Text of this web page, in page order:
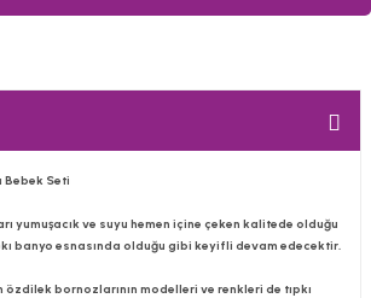
Bebek Seti
yumuşacık ve suyu hemen içine çeken kalitede olduğu
banyo esnasında olduğu gibi keyifli devam edecektir.
özdilek bornozlarının modelleri ve renkleri de tıpkı